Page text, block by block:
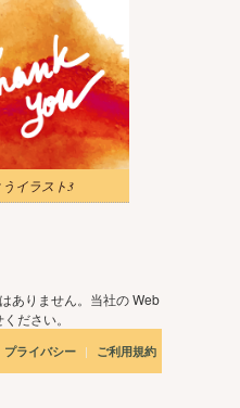
イラスト3
ありません。当社の Web
ださい。
プライバシー | ご利用規約